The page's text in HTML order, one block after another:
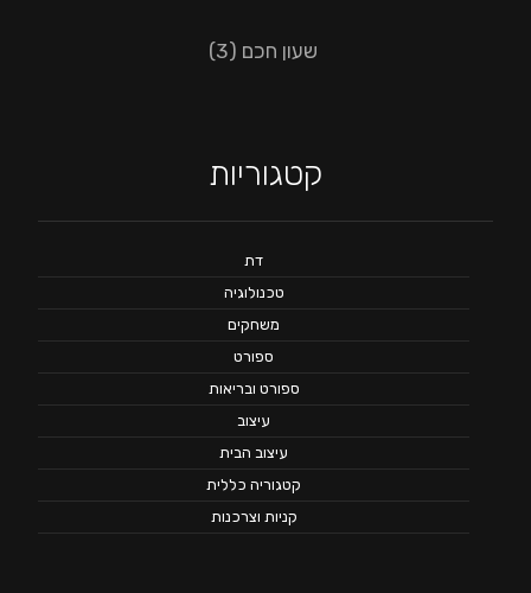
שעון חכם (3)
קטגוריות
דת
טכנולוגיה
משחקים
ספורט
ספורט ובריאות
עיצוב
עיצוב הבית
קטגוריה כללית
קניות וצרכנות